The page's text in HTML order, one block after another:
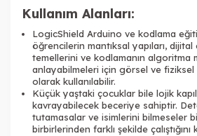
Kullanım Alanları:
LogicShield Arduino ve kodlama
öğrencilerin mantıksal yapıları,
temellerini ve kodlamanın algoritma
anlayabilmeleri için görsel ve fiziksel
olarak kullanılabilir.
Küçük yaştaki çocuklar bile lojik
kavrayabilecek beceriye sahiptir.
tutamasalar ve isimlerini bilmeseler
birbirlerinden farklı şekilde